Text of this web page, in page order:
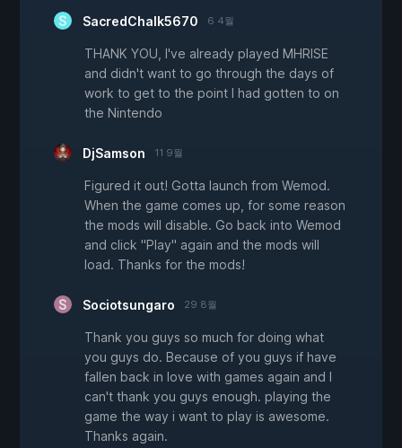
SacredChalk5670 6 4월
THANK YOU, I've already played MHRISE
and didn't want to go through the days of
work to get to the point I had gotten to on
the Nintendo
DjSamson 11 9월
Figured it out! Gotta launch from Wemod.
When the game comes up, for some reason
the mods will disable. Go back into Wemod
and click "Play" again and the mods will
load. Thanks for the mods!
Sociotsungaro 29 8월
Thank you guys so much for doing what
you guys do. Because of you guys if have
fallen back in love with games again and I
can't thank you guys enough. playing the
game the way i want to play is awesome.
Thanks again.